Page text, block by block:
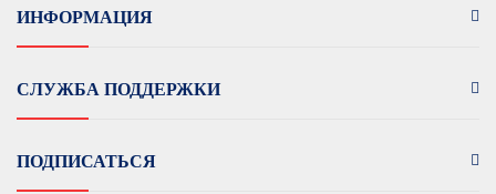
ИНФОРМАЦИЯ
СЛУЖБА ПОДДЕРЖКИ
ПОДПИСАТЬСЯ